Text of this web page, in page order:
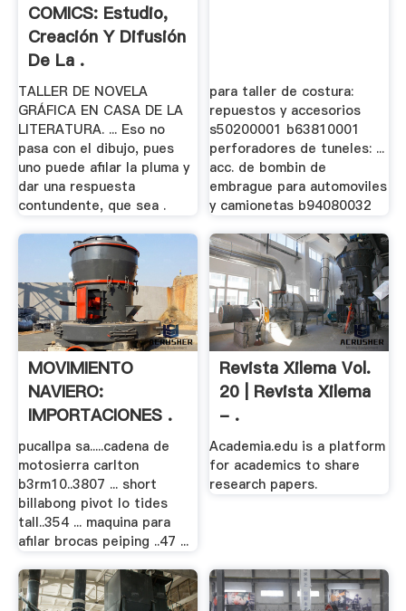
COMICS: Estudio,
Creación Y Difusión
De La .
TALLER DE NOVELA
GRÁFICA EN CASA DE LA
LITERATURA. ... Eso no
pasa con el dibujo, pues
uno puede afilar la pluma y
dar una respuesta
contundente, que sea .
para taller de costura:
repuestos y accesorios
s50200001 b63810001
perforadores de tuneles: ...
acc. de bombin de
embrague para automoviles
y camionetas b94080032
MOVIMIENTO
NAVIERO:
IMPORTACIONES .
pucallpa sa.....cadena de
motosierra carlton
b3rm10..3807 ... short
billabong pivot lo tides
tall..354 ... maquina para
afilar brocas peiping ..47 ...
Revista Xilema Vol.
20 | Revista Xilema
- .
Academia.edu is a platform
for academics to share
research papers.